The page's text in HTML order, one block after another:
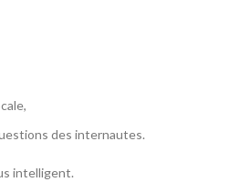
des internautes.
intelligent.